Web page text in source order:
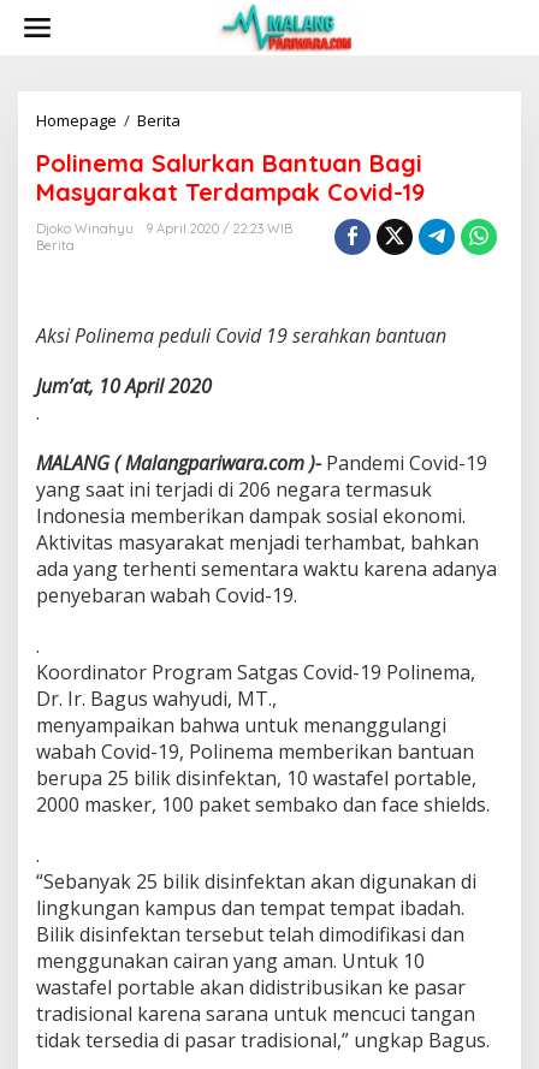
Homepage / Berita
e
l
r
B
a
n
u
a
n
i
M
a
y
a
r
a
t
T
e
r
d
a
p
Polinema Salurkan Bantuan Bagi
Masyarakat Terdampak Covid-19
Djoko Winahyu
9 April 2020 / 22:23 WIB
Berita
Aksi Polinema peduli Covid 19 serahkan bantuan
Jum’at, 10 April 2020
.
MALANG ( Malangpariwara.com )- Pandemi Covid-19
yang saat ini terjadi di 206 negara termasuk
Indonesia memberikan dampak sosial ekonomi.
Aktivitas masyarakat menjadi terhambat, bahkan
ada yang terhenti sementara waktu karena adanya
penyebaran wabah Covid-19.
.
Koordinator Program Satgas Covid-19 Polinema,
Dr. Ir. Bagus wahyudi, MT.,
menyampaikan bahwa untuk menanggulangi
wabah Covid-19, Polinema memberikan bantuan
berupa 25 bilik disinfektan, 10 wastafel portable,
2000 masker, 100 paket sembako dan face shields.
.
“Sebanyak 25 bilik disinfektan akan digunakan di
lingkungan kampus dan tempat tempat ibadah.
Bilik disinfektan tersebut telah dimodifikasi dan
menggunakan cairan yang aman. Untuk 10
wastafel portable akan didistribusikan ke pasar
tradisional karena sarana untuk mencuci tangan
tidak tersedia di pasar tradisional,” ungkap Bagus.